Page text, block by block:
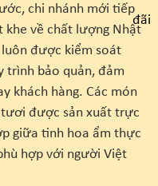
chi nhánh mới tiếp
khe về chất lượng Nhật
luôn được kiểm soát
trình bảo quản, đảm
khách hàng. Các món
tươi được sản xuất trực
giữa tinh hoa ẩm thực
hợp với người Việt